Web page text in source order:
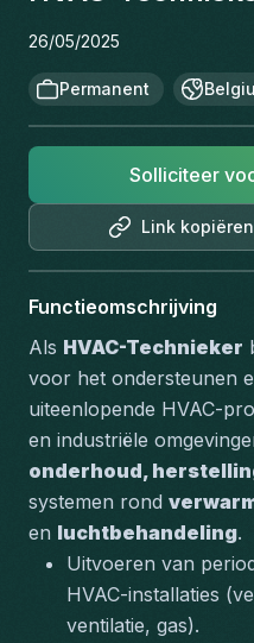
26/05/2025
Permanent
Link kopiëren
Solliciteer
Functieomschrijving
Als HVAC-Technieker
voor het ondersteunen
uiteenlopende HVAC-
onderhoud,
systemen rond
en luchtbehandeling.
Uitvoeren van
HVAC-installaties (
ventilatie, gas).